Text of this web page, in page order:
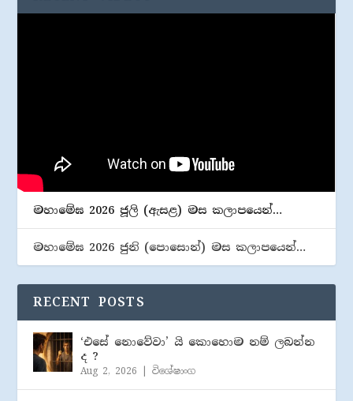
මහාමේඝ 2026 ජූලි (​ඇසළ) මස කලාපයෙන්…
මහාමේඝ 2026 ජුනි (​පොසොන්) මස කලාපයෙන්…
RECENT POSTS
‘එසේ නොවේවා’ යි කොහොම නම් ලබන්න
ද ?
Aug 2, 2026 |විශේෂාංග